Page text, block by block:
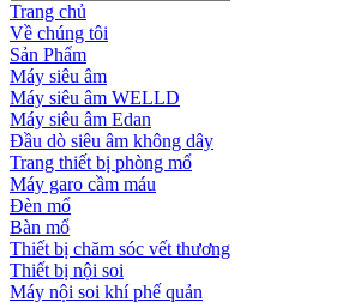
Trang chủ
Về chúng tôi
Sản Phẩm
Máy siêu âm
Máy siêu âm WELLD
Máy siêu âm Edan
Đầu dò siêu âm không dây
Trang thiết bị phòng mổ
Máy garo cầm máu
Đèn mổ
Bàn mổ
Thiết bị chăm sóc vết thương
Thiết bị nội soi
Máy nội soi khí phế quản